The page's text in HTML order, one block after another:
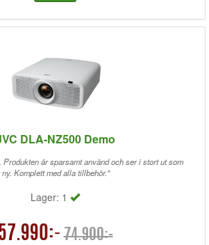
DLA-NZ500 Demo
är sparsamt använd och ser i stort ut som
ny. Komplett med alla tillbehör."
Lager: 1
74.900:-